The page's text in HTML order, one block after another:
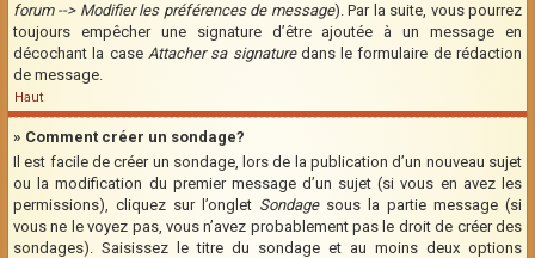
forum --> Modifier les préférences de message). Par la suite, vous pourrez
toujours empêcher une signature d’être ajoutée à un message en
décochant la case Attacher sa signaturedans le formulaire de rédaction
de message.
Haut
» Comment créer un sondage?
Il est facile de créer un sondage, lors de la publication d’un nouveau sujet
ou la modification du premier message d’un sujet (si vous en avez les
permissions), cliquez sur l’onglet Sondagesous la partie message (si
vous ne le voyez pas, vous n’avez probablement pas le droit de créer des
sondages). Saisissez le titre du sondage et au moins deux options